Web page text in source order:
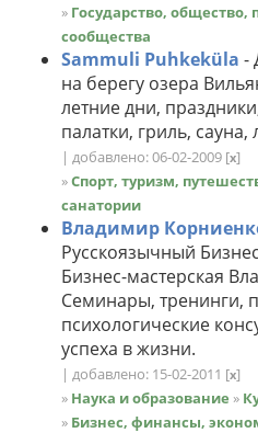
» Государство, общество,
сообщества
Sammuli Puhkeküla -
на берегу озера
летние дни,
палатки, гриль, сауна,
| добавлено: 06-02-2009 [x]
»Спорт, туризм,
санатории
Владимир
Русскоязычный
Бизнес-мастерская
Семинары, тренинги,
психологические
успеха в жизни.
| добавлено: 15-02-2011 [x]
» Наука и образование »
» Бизнес, финансы,